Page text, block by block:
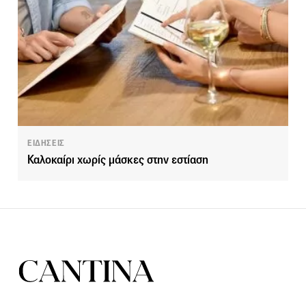
ΕΙΔΗΣΕΙΣ
Καλοκαίρι χωρίς μάσκες στην εστίαση